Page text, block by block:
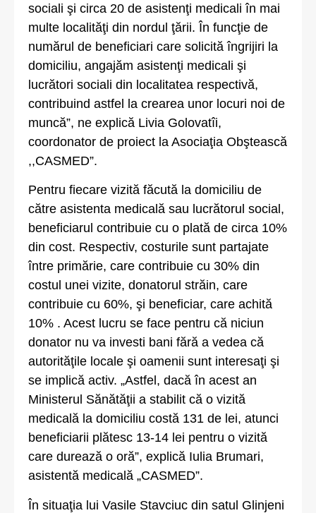
sociali şi circa 20 de asistenţi medicali în mai
multe localităţi din nordul ţării. În funcţie de
numărul de beneficiari care solicită îngrijiri la
domiciliu, angajăm asistenţi medicali şi
lucrători sociali din localitatea respectivă,
contribuind astfel la crearea unor locuri noi de
muncă”, ne explică Livia Golovatîi,
coordonator de proiect la Asociaţia Obştească
,,CASMED”.
Pentru fiecare vizită făcută la domiciliu de
către asistenta medicală sau lucrătorul social,
beneficiarul contribuie cu o plată de circa 10%
din cost. Respectiv, costurile sunt partajate
între primărie, care contribuie cu 30% din
costul unei vizite, donatorul străin, care
contribuie cu 60%, şi beneficiar, care achită
10% . Acest lucru se face pentru că niciun
donator nu va investi bani fără a vedea că
autorităţile locale şi oamenii sunt interesaţi şi
se implică activ. „Astfel, dacă în acest an
Ministerul Sănătăţii a stabilit că o vizită
medicală la domiciliu costă 131 de lei, atunci
beneficiarii plătesc 13-14 lei pentru o vizită
care durează o oră”, explică Iulia Brumari,
asistentă medicală „CASMED”.
În situaţia lui Vasile Stavciuc din satul Glinjeni